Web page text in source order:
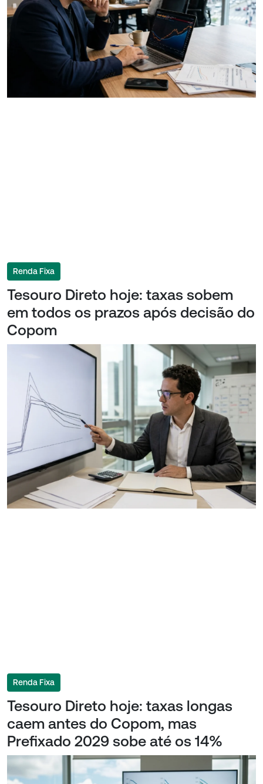
Renda Fixa
Tesouro Direto hoje: taxas sobem
em todos os prazos após decisão do
Copom
Renda Fixa
Tesouro Direto hoje: taxas longas
caem antes do Copom, mas
Prefixado 2029 sobe até os 14%